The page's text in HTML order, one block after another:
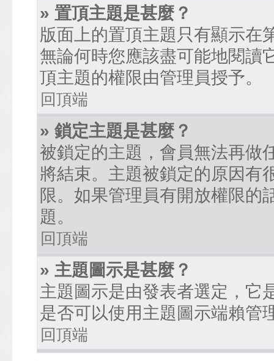
» 置頂主題是甚麼？
版面上的置頂主題只有顯示在
無論何時您應該盡可能地閱讀
頂主題的權限由管理員授予。
回頂端
» 鎖定主題是甚麼？
被鎖定的主題，會員無法再做
將結束。主題被鎖定的原因有
限。如果管理員有開放權限的
題。
回頂端
» 主題圖示是甚麼？
主題圖示是由發表者選定，它
是否可以使用主題圖示端賴管
回頂端